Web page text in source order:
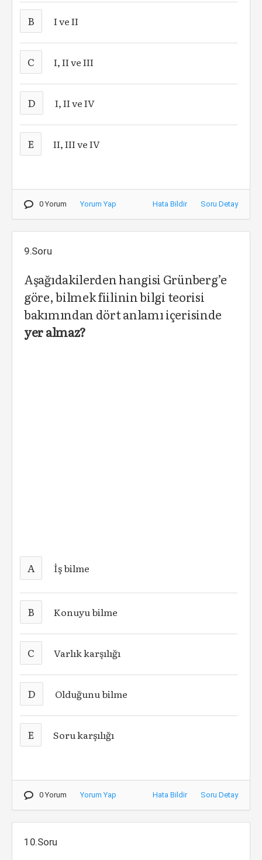
B I ve II
C I, II ve III
D I, II ve IV
E II, III ve IV
0 Yorum Yorum Yap Hata Bildir Soru Detay
9.Soru
Aşağıdakilerden hangisi Grünberg’e
göre, bilmek fiilinin bilgi teorisi
bakımından dört anlamı içerisinde
yer almaz?
A İş bilme
B Konuyu bilme
C Varlık karşılığı
D Olduğunu bilme
E Soru karşılığı
0 Yorum Yorum Yap Hata Bildir Soru Detay
10.Soru